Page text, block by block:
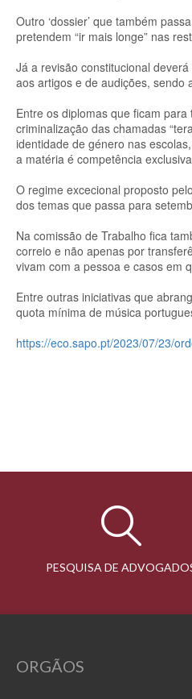
Outro ‘dossier’ que também
pretendem “ir mais longe” nas
Já a revisão constitucional
aos artigos e de audições, sendo
Entre os diplomas que ficam
criminalização das chamadas
identidade de género nas
a matéria é competência
O regime excecional proposto
dos temas que passa para
Na comissão de Trabalho fica
correio e não apenas por
vivam com a pessoa e casos em
Entre outras iniciativas que
quota mínima de música
https://eco.sapo.pt/2023/07/23/
PESQUISA DE
ORGÃOS